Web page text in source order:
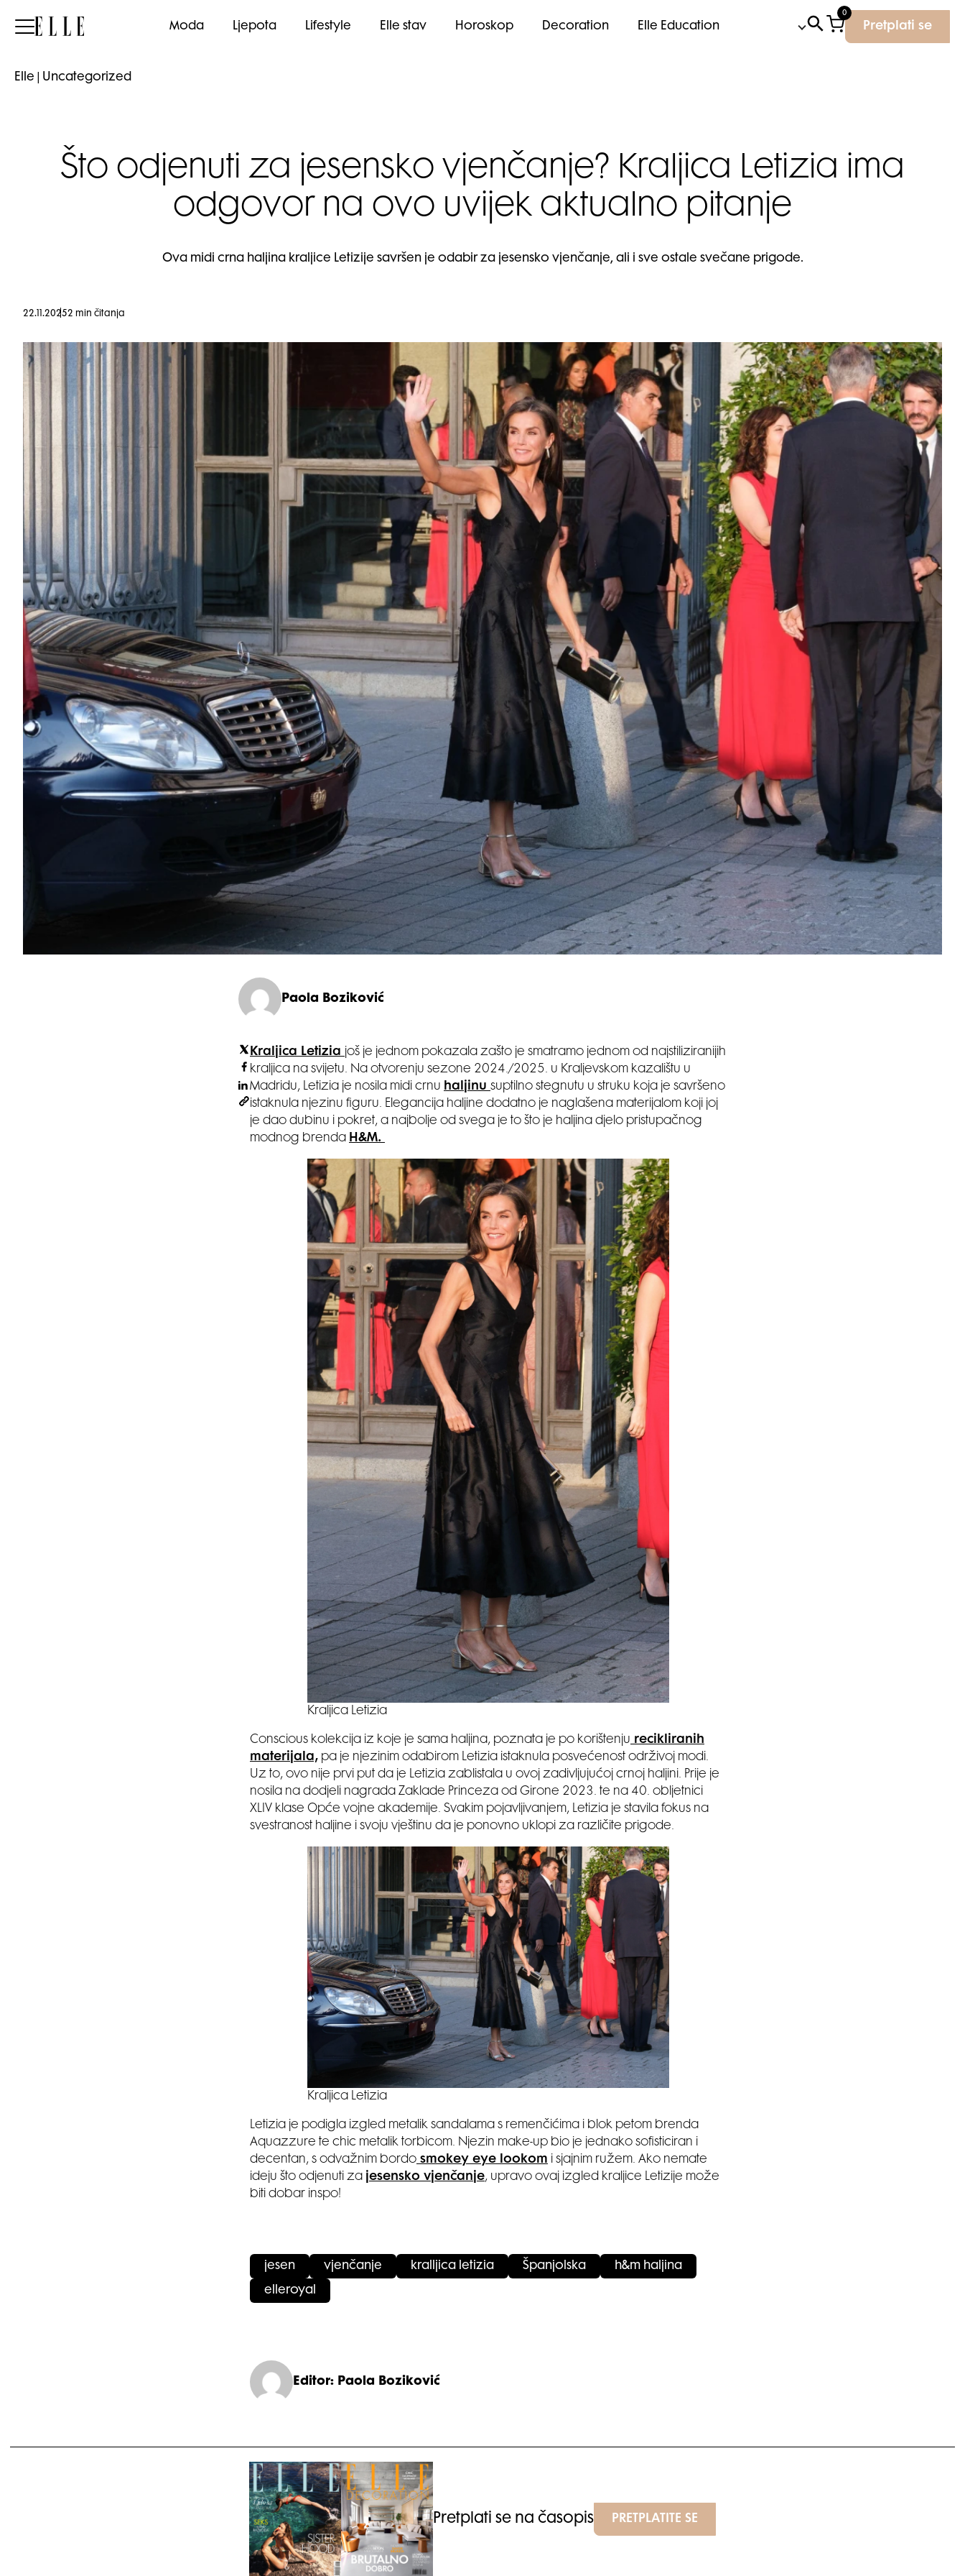
Elle Moda Ljepota Lifestyle Elle stav Horoskop Decoration Elle Education
0
Pretplati se
Elle Uncategorized
Što odjenuti za jesensko vjenčanje? Kraljica Letizia ima
odgovor na ovo uvijek aktualno pitanje
Ova midi crna haljina kraljice Letizije savršen je odabir za jesensko vjenčanje, ali i sve ostale svečane prigode.
22.11.20252 min čitanja
Paola Boziković
Kraljica Letizia još je jednom pokazala zašto je smatramo jednom od najstiliziranijih
kraljica na svijetu. Na otvorenju sezone 2024./2025. u Kraljevskom kazalištu u
Madridu, Letizia je nosila midi crnu haljinu suptilno stegnutu u struku koja je savršeno
istaknula njezinu figuru. Elegancija haljine dodatno je naglašena materijalom koji joj
je dao dubinu i pokret, a najbolje od svega je to što je haljina djelo pristupačnog
modnog brenda H&M.
Kraljica Letizia
Conscious kolekcija iz koje je sama haljina, poznata je po korištenju recikliranih
materijala, pa je njezinim odabirom Letizia istaknula posvećenost održivoj modi.
Uz to, ovo nije prvi put da je Letizia zablistala u ovoj zadivljujućoj crnoj haljini. Prije je
nosila na dodjeli nagrada Zaklade Princeza od Girone 2023. te na 40. obljetnici
XLIV klase Opće vojne akademije. Svakim pojavljivanjem, Letizia je stavila fokus na
svestranost haljine i svoju vještinu da je ponovno uklopi za različite prigode.
Kraljica Letizia
Letizia je podigla izgled metalik sandalama s remenčićima i blok petom brenda
Aquazzure te chic metalik torbicom. Njezin make-up bio je jednako sofisticiran i
decentan, s odvažnim bordo smokey eye lookom i sjajnim ružem. Ako nemate
ideju što odjenuti za
jesensko vjenčanje, upravo ovaj izgled kraljice Letizije može
biti dobar inspo!
jesen vjenčanje kralljica letizia Španjolska h&m haljina
elleroyal
Editor: Paola Boziković
Pretplati se na časopis PRETPLATITE SE